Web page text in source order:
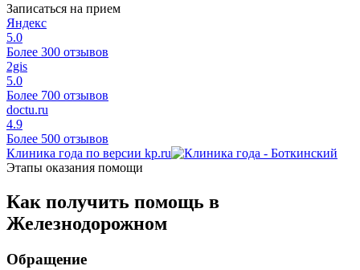
Записаться на прием
Яндекс
5.0
Более 300 отзывов
2gis
5.0
Более 700 отзывов
doctu.ru
4.9
Более 500 отзывов
Клиника года по версии kp.ru
Этапы оказания помощи
Как получить помощь в
Железнодорожном
Обращение